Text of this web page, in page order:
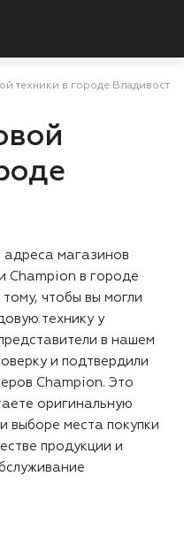
техники в городе Владивосток
адреса магазинов
Champion в городе
чтобы вы могли
технику у
в нашем
и подтвердили
Champion. Это
оригинальную
выборе места покупки
продукции и